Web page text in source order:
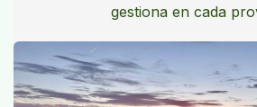
gestiona en cada